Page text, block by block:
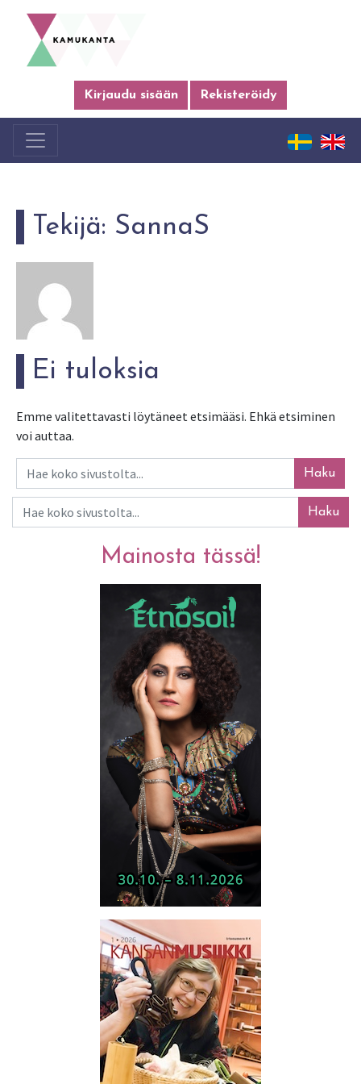
Kirjaudu sisään Rekisteröidy
Tekijä: SannaS
Ei tuloksia
Emme valitettavasti löytäneet etsimääsi. Ehkä etsiminen
voi auttaa.
Haku
Haku
Mainosta tässä!